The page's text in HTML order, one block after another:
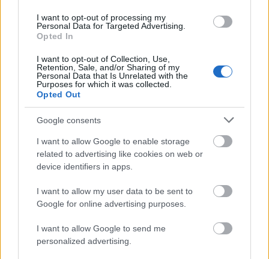
I want to opt-out of processing my
Personal Data for Targeted Advertising.
Opted In
I want to opt-out of Collection, Use,
Retention, Sale, and/or Sharing of my
Personal Data that Is Unrelated with the
Purposes for which it was collected.
Opted Out
Google consents
I want to allow Google to enable storage
related to advertising like cookies on web or
device identifiers in apps.
I want to allow my user data to be sent to
Google for online advertising purposes.
I want to allow Google to send me
personalized advertising.
AZ EMBERSÉG ÜNNEPE
„NEM TÖBB EZER EMBERRE UTAZUNK, HANEM
EGY VÁLOGATOTT TÁRSASÁGRA”